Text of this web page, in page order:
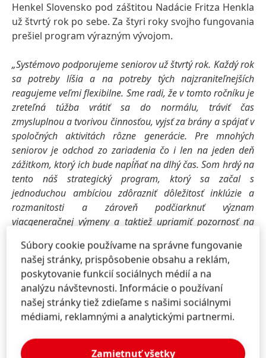
Henkel Slovensko pod záštitou Nadácie Fritza Henkla
už štvrtý rok po sebe. Za štyri roky svojho fungovania
prešiel program výrazným vývojom.
„Systémovo podporujeme seniorov už štvrtý rok. Každý rok
sa potreby líšia a na potreby tých najzraniteľnejších
reagujeme veľmi flexibilne. Sme radi, že v tomto ročníku je
zreteľná túžba vrátiť sa do normálu, tráviť čas
zmysluplnou a tvorivou činnosťou, vyjsť za brány a spájať v
spoločných aktivitách rôzne generácie. Pre mnohých
seniorov je odchod zo zariadenia čo i len na jeden deň
zážitkom, ktorý ich bude napĺňať na dlhý čas. Som hrdý na
tento náš strategický program, ktorý sa začal s
jednoduchou ambíciou zdôrazniť dôležitosť inklúzie a
rozmanitosti a zároveň podčiarknuť význam
viacgeneračnej výmeny a taktiež upriamiť pozornosť na
uvádza Christian Schulz, Prezident Henkel Slovensko
& Head of GBS+ Bratislava.
Aj do tohto ročníka sa mohli prihlásiť neziskové
organizácie, občianske združenia, nadácie, ako aj
organizácie verejného sektora a zariadenia
poskytujúce sociálne služby či iní poskytovatelia
sociálnej pomoci. Žiadosti sa týkali materiálnych,
Súbory cookie používame na správne fungovanie
našej stránky, prispôsobenie obsahu a reklám,
poskytovanie funkcií sociálnych médií a na
analýzu návštevnosti. Informácie o používaní
našej stránky tiež zdieľame s našimi sociálnymi
médiami, reklamnými a analytickými partnermi.
Zamietnuť všetky